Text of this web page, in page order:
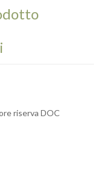
riserva DOC